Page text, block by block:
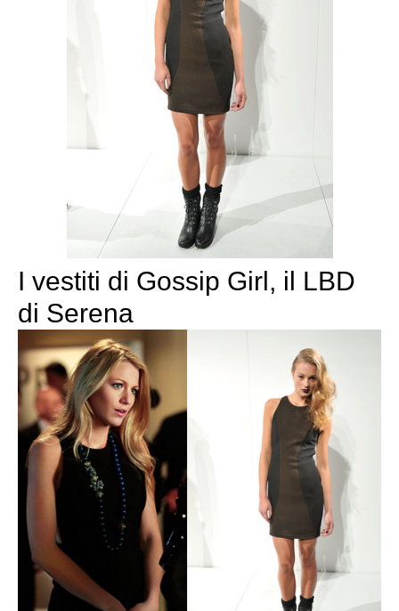
I vestiti di Gossip Girl, il LBD
di Serena